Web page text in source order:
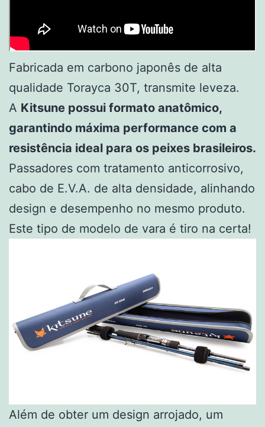
Fabricada em carbono japonês de alta
qualidade Torayca 30T, transmite leveza.
A Kitsune possui formato anatômico,
garantindo máxima performance com a
resistência ideal para os peixes brasileiros.
Passadores com tratamento anticorrosivo,
cabo de E.V.A. de alta densidade, alinhando
design e desempenho no mesmo produto.
Este tipo de modelo de vara é tiro na certa!
Além de obter um design arrojado, um